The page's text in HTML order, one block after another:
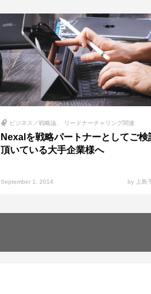
ビジネス／戦略論 リードナーチャリング関連
Nexalを戦略パートナーとしてご検
頂いている大手企業様へ
September 1, 2014 by 上島